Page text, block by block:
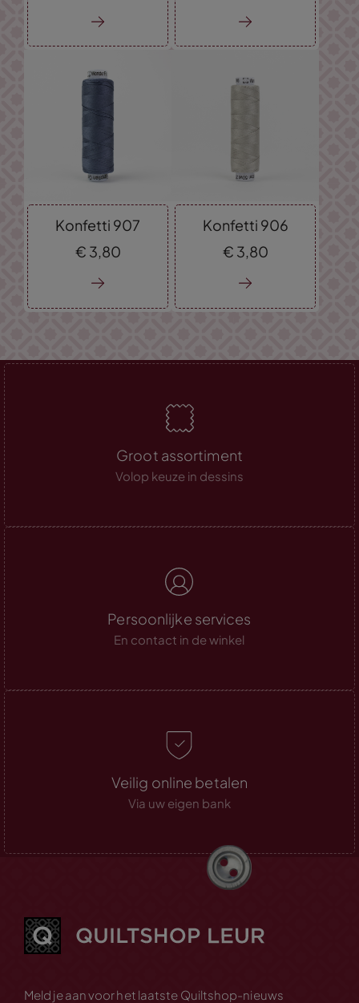
Konfetti 907
€ 3, 80
Konfetti 906
€ 3, 80
Groot assortiment
Volop keuze in dessins
Persoonlijke services
En contact in de winkel
Veilig online betalen
Via uw eigen bank
Meld je aan voor het laatste Quiltshop-nieuws